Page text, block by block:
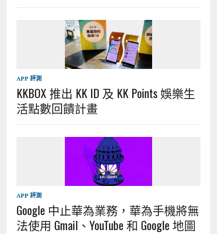
APP 評測
KKBOX 推出 KK ID 及 KK Points 娛樂生
活點數回饋計畫
APP 評測
Google 中止華為業務，華為手機將無
法使用 Gmail、YouTube 和 Google 地圖